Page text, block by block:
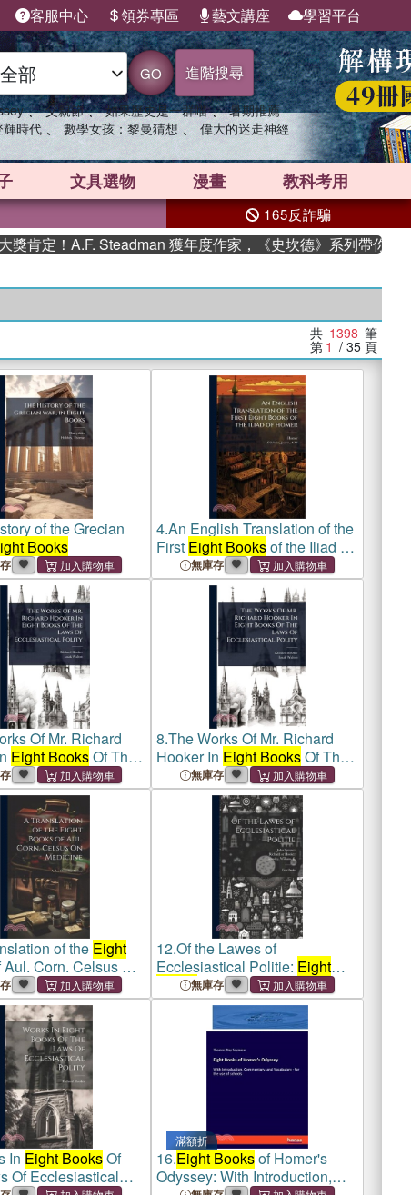
客服中心 領券專區 藝文講座 學習平台
GO 進階搜尋
、 父親節 、 如果歷史是一群喵 、 暑期推薦
輝時代 、 數學女孩：黎曼猜想 、 偉大的迷走神經
文具選物 漫畫 教科考用
165反詐騙
A.F. Steadman 獲年度作家，《史坎德》系列帶你踏上熱血奇
共 1398 筆
第 1 / 35 頁
of the Grecian
Books
4.An English Translation of the
First Eight Booksof the Iliad of
Homer無庫存
Of Mr. Richard
Eight BooksOf The
Ecclesiastical Polity
8.The Works Of Mr. Richard
Hooker In Eight BooksOf The
Laws Of Ecclesiastical Polity
無庫存
of the Eight
Corn. Celsus On
12.Of the Lawes of
Ecclesiastical Politie: Eight
Books無庫存
In Eight BooksOf
Of Ecclesiastical
滿額折
16.Eight Booksof Homer's
Odyssey: With Introduction,